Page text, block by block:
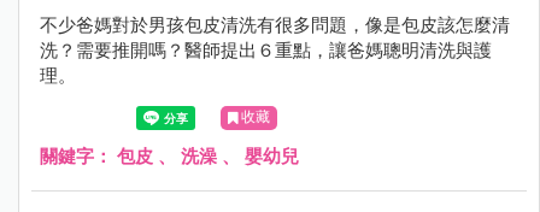
不少爸媽對於男孩包皮清洗有很多問題，像是包皮該怎麼清
洗？需要推開嗎？醫師提出６重點，讓爸媽聰明清洗與護
理。
收藏
關鍵字： 包皮 、 洗澡 、 嬰幼兒